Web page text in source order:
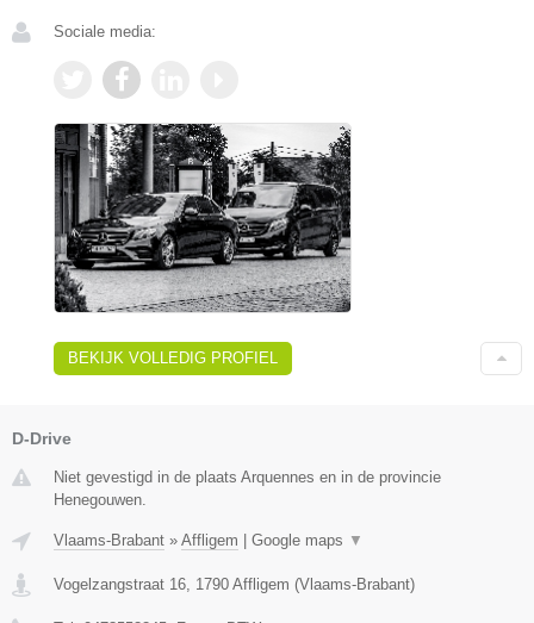
Sociale media:
BEKIJK VOLLEDIG PROFIEL
D-Drive
Niet gevestigd in de plaats Arquennes en in de provincie
Henegouwen.
Vlaams-Brabant » Affligem Google maps ▼
Vogelzangstraat 16 1790 Affligem (Vlaams-Brabant)